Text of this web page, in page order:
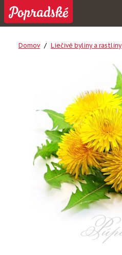
Domov Liečivé byliny a rastliny